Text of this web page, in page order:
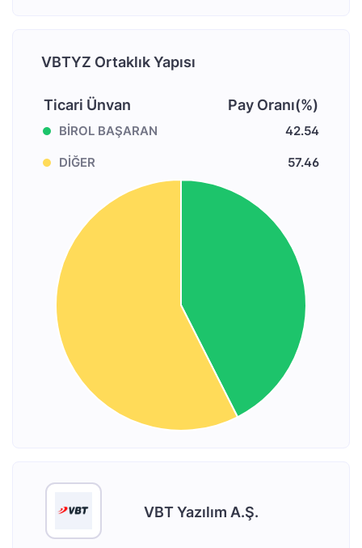
VBTYZ Ortaklık Yapısı
Ticari Ünvan Pay Oranı(%)
BİROL BAŞARAN 42.54
DİĞER 57.46
VBT Yazılım A.Ş.